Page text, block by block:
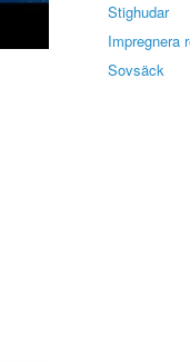
Stighudar
Impregnera
Sovsäck